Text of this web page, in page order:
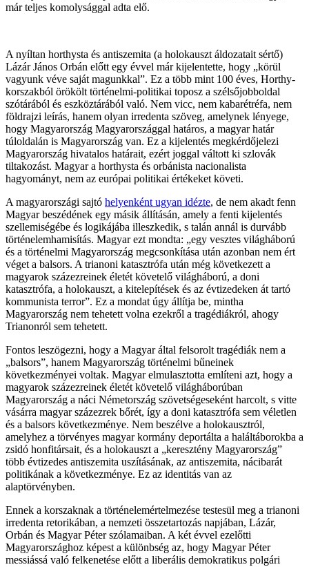
már teljes komolysággal adta elő.
A nyíltan horthysta és antiszemita (a holokauszt áldozatait sértő)
Lázár János Orbán előtt egy évvel már kijelentette, hogy „körül
vagyunk véve saját magunkkal”. Ez a több mint 100 éves, Horthy-
korszakból örökölt történelmi-politikai toposz a szélsőjobboldal
szótárából és eszköztárából való. Nem vicc, nem kabarétréfa, nem
földrajzi leírás, hanem olyan irredenta szöveg, amelynek lényege,
hogy Magyarország Magyarországgal határos, a magyar határ
túloldalán is Magyarország van. Ez a kijelentés megkérdőjelezi
Magyarország hivatalos határait, ezért joggal váltott ki szlovák
tiltakozást. Magyar a horthysta és orbánista nacionalista
hagyományt, nem az európai politikai értékeket követi.
A magyarországi sajtó helyenként ugyan idézte, de nem akadt fenn
Magyar beszédének egy másik állításán, amely a fenti kijelentés
szellemiségébe és logikájába illeszkedik, s talán annál is durvább
történelemhamisítás. Magyar ezt mondta: „egy vesztes világháború
és a történelmi Magyarország megcsonkítása után azonban nem ért
véget a balsors. A trianoni katasztrófa után még következett a
magyarok százezreinek életét követelő világháború, a doni
katasztrófa, a holokauszt, a kitelepítések és az évtizedeken át tartó
kommunista terror”. Ez a mondat úgy állítja be, mintha
Magyarország nem tehetett volna ezekről a tragédiákról, ahogy
Trianonról sem tehetett.
Fontos leszögezni, hogy a Magyar által felsorolt tragédiák nem a
„balsors”, hanem Magyarország történelmi bűneinek
következményei voltak. Magyar elmulasztotta említeni azt, hogy a
magyarok százezreinek életét követelő világháborúban
Magyarország a náci Németország szövetségeseként harcolt, s vitte
vásárra magyar százezrek bőrét, így a doni katasztrófa sem véletlen
és a balsors következménye. Nem beszélve a holokausztról,
amelyhez a törvényes magyar kormány deportálta a haláltáborokba a
zsidó honfitársait, és a holokauszt a „keresztény Magyarország”
több évtizedes antiszemita uszításának, az antiszemita, nácibarát
politikának a következménye. Ez az identitás van az
alaptörvényben.
Ennek a korszaknak a történelemértelmezése testesül meg a trianoni
irredenta retorikában, a nemzeti összetartozás napjában, Lázár,
Orbán és Magyar Péter szólamaiban. A két évvel ezelőtti
Magyarországhoz képest a különbség az, hogy Magyar Péter
messiássá való felkenetése előtt a liberális demokratikus polgári